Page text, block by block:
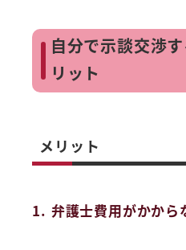
自分で示談交渉
リット
メリット
1. 弁護士費用がかから